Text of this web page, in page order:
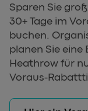
Sparen Sie
30+ Tage im
buchen.
planen Sie
Heathrow für
Voraus-